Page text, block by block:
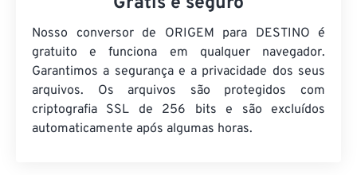
Nosso conversor de ORIGEM para DESTINO é
gratuito e funciona em qualquer navegador.
Garantimos a segurança e a privacidade dos seus
arquivos. Os arquivos são protegidos com
criptografia SSL de 256 bits e são excluídos
automaticamente após algumas horas.